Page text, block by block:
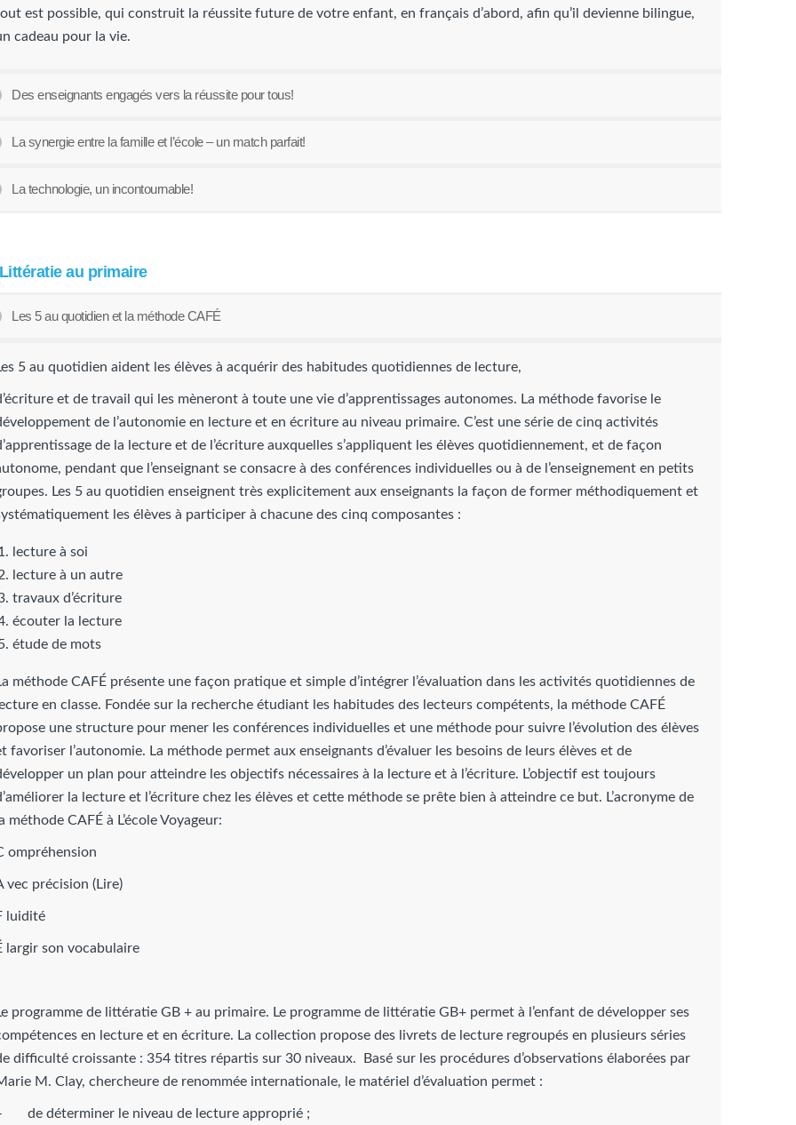
est possible, qui construit la réussite future de votre enfant, en français d’abord, afin qu’il devienne bilingue,
cadeau pour la vie.
Des enseignants engagés vers la réussite pour tous!
La synergie entre la famille et l’école – un match parfait!
La technologie, un incontournable!
au primaire
Les 5 au quotidien et la méthode CAFÉ
5 au quotidien aident les élèves à acquérir des habitudes quotidiennes de lecture,
et de travail qui les mèneront à toute une vie d’apprentissages autonomes. La méthode favorise le
de l’autonomie en lecture et en écriture au niveau primaire. C’est une série de cinq activités
de la lecture et de l’écriture auxquelles s’appliquent les élèves quotidiennement, et de façon
pendant que l’enseignant se consacre à des conférences individuelles ou à de l’enseignement en petits
Les 5 au quotidien enseignent très explicitement aux enseignants la façon de former méthodiquement et
les élèves à participer à chacune des cinq composantes :
lecture à soi
lecture à un autre
travaux d’écriture
écouter la lecture
étude de mots
méthode CAFÉ présente une façon pratique et simple d’intégrer l’évaluation dans les activités quotidiennes de
en classe. Fondée sur la recherche étudiant les habitudes des lecteurs compétents, la méthode CAFÉ
une structure pour mener les conférences individuelles et une méthode pour suivre l’évolution des élèves
favoriser l’autonomie. La méthode permet aux enseignants d’évaluer les besoins de leurs élèves et de
un plan pour atteindre les objectifs nécessaires à la lecture et à l’écriture. L’objectif est toujours
la lecture et l’écriture chez les élèves et cette méthode se prête bien à atteindre ce but. L’acronyme de
méthode CAFÉ à L’école Voyageur:
ompréhension
vec précision (Lire)
luidité
largir son vocabulaire
programme de littératie GB + au primaire. Le programme de littératie GB+ permet à l’enfant de développer ses
en lecture et en écriture. La collection propose des livrets de lecture regroupés en plusieurs séries
difficulté croissante : 354 titres répartis sur 30 niveaux. Basé sur les procédures d’observations élaborées par
M. Clay, chercheure de renommée internationale, le matériel d’évaluation permet :
de déterminer le niveau de lecture approprié ;